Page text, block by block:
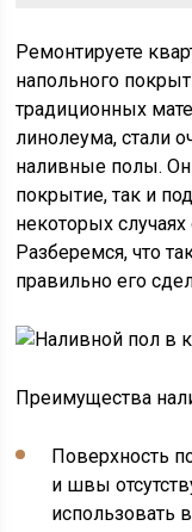
Ремонтируете
напольного
традиционных
линолеума, стали
наливные полы.
покрытие, так и
некоторых
Разберемся, что
правильно его
Преимущества
Поверхность
и швы
использовать